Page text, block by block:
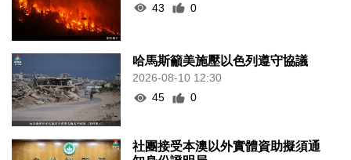
43
0
哈馬斯籲美施壓以色列遵守協議
2026-08-10 12:30
45
0
社團接受本澳以外實體資助擬須通